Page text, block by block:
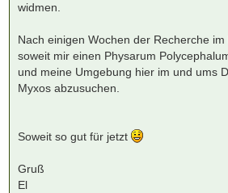
widmen.
Nach einigen Wochen der Recherche
soweit mir einen Physarum
und meine Umgebung hier im und ums
Myxos abzusuchen.
Soweit so gut für jetzt
Gruß
El